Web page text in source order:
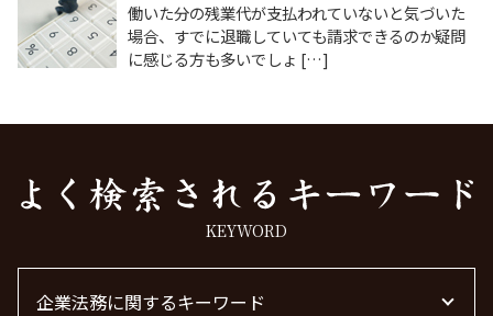
働いた分の残業代が支払われていないと気づいた
場合、すでに退職していても請求できるのか疑問
に感じる方も多いでしょ […]
KEYWORD
企業法務に関するキーワード